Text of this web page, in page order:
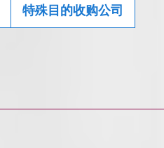
特殊目的收购公司